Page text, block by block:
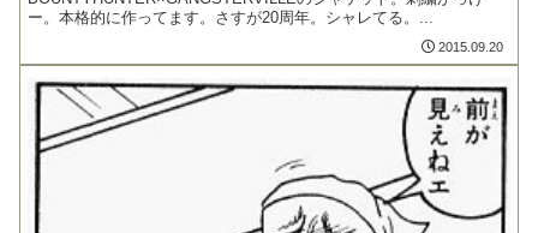
ー。本格的に作ってます。さすが20周年。シャレてる。...
2015.09.20